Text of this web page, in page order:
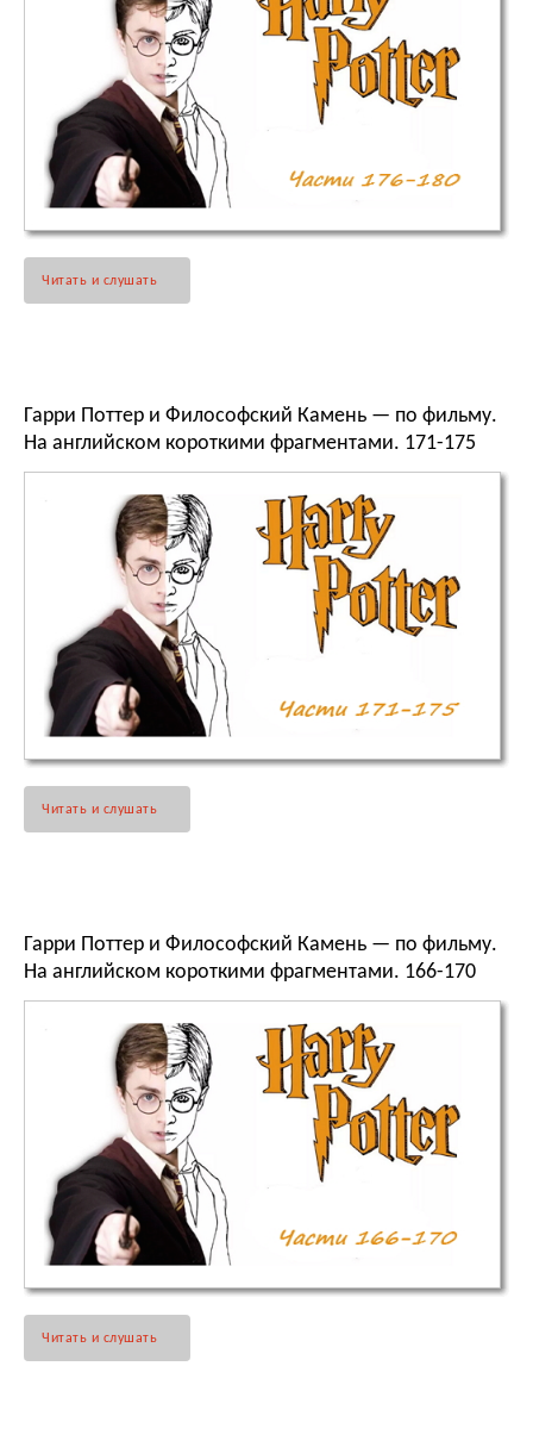
Читать и слушать
Гарри Поттер и Философский Камень — по фильму.
На английском короткими фрагментами. 171-175
Читать и слушать
Гарри Поттер и Философский Камень — по фильму.
На английском короткими фрагментами. 166-170
Читать и слушать